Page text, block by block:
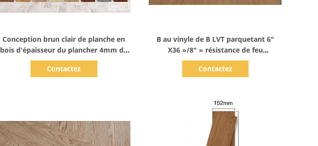
Conception brun clair de planche en
bois d'épaisseur du plancher 4mm de
vinyle de LVT pour l'usage de B2B
Contactez
B au vinyle de B LVT parquetant 6"
X36 »/8" » résistance de feu
imperméable du bord X48 plat
Contactez